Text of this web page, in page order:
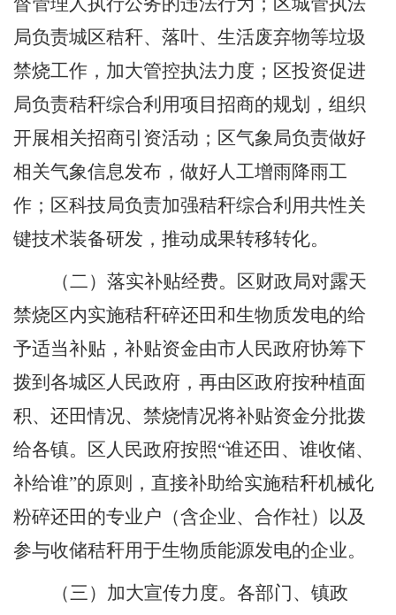
局负责城区秸秆、落叶、生活废弃物等垃圾
禁烧工作，加大管控执法力度；区投资促进
局负责秸秆综合利用项目招商的规划，组织
开展相关招商引资活动；区气象局负责做好
相关气象信息发布，做好人工增雨降雨工
作；区科技局负责加强秸秆综合利用共性关
键技术装备研发，推动成果转移转化。
（二）落实补贴经费。区财政局对露天
禁烧区内实施秸秆碎还田和生物质发电的给
予适当补贴，补贴资金由市人民政府协筹下
拨到各城区人民政府，再由区政府按种植面
积、还田情况、禁烧情况将补贴资金分批拨
给各镇。区人民政府按照“谁还田、谁收储、
补给谁”的原则，直接补助给实施秸秆机械化
粉碎还田的专业户（含企业、合作社）以及
参与收储秸秆用于生物质能源发电的企业。
（三）加大宣传力度。各部门、镇政